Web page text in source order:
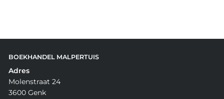
BOEKHANDEL MALPERTUIS
Adres
Molenstraat 24
3600 Genk